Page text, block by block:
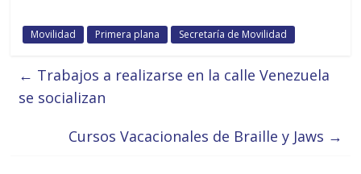
Movilidad Primera plana Secretaría de Movilidad
← Trabajos a realizarse en la calle Venezuela
se socializan
Cursos Vacacionales de Braille y Jaws →